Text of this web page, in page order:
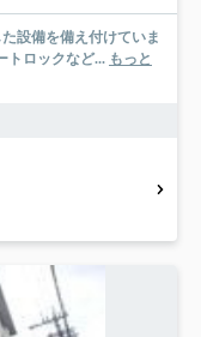
設備を備え付けていま
トロックなど... もっと